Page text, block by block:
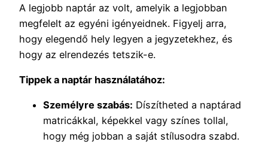
A legjobb naptár az volt, amelyik a legjobban
megfelelt az egyéni igényeidnek. Figyelj arra,
hogy elegendő hely legyen a jegyzetekhez, és
hogy az elrendezés tetszik-e.
Tippek a naptár használatához:
Személyre szabás: Díszítheted a naptárad
matricákkal, képekkel vagy színes tollal,
hogy még jobban a saját stílusodra szabd.